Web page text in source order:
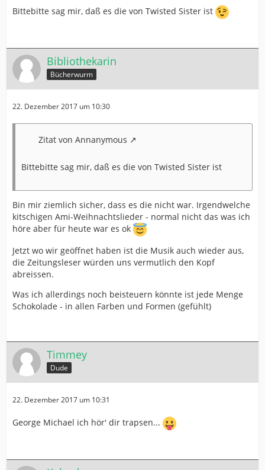
Bittebitte sag mir, daß es die von Twisted Sister ist
Bibliothekarin
Bücherwurm
22. Dezember 2017 um 10:30
Zitat von Annanymous
Bittebitte sag mir, daß es die von Twisted Sister ist
Bin mir ziemlich sicher, dass es die nicht war. Irgendwelche
kitschigen Ami-Weihnachtslieder - normal nicht das was ich
höre aber für heute war es ok
Jetzt wo wir geöffnet haben ist die Musik auch wieder aus,
die Zeitungsleser würden uns vermutlich den Kopf
abreissen.
Was ich allerdings noch beisteuern könnte ist jede Menge
Schokolade - in allen Farben und Formen (gefühlt)
Timmey
Dude
22. Dezember 2017 um 10:31
George Michael ich hör' dir trapsen...